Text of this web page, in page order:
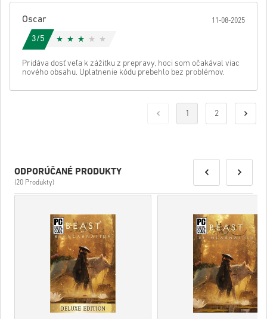
Oscar 11-08-2025
3/5
Pridáva dosť veľa k zážitku z prepravy, hoci som očakával viac
nového obsahu. Uplatnenie kódu prebehlo bez problémov.
1 2
ODPORÚČANÉ PRODUKTY
(20 Produkty)